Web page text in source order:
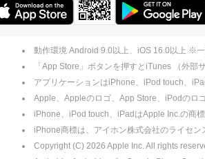
動作環境 Android 9.0以上、iOS 16.0以上 ※
「App Store」ボタンを押すとiTunes （外部
アプリケーションはiPhone、iPod touch、
Apple、Appleのロゴ、App Store、iPodのロ
iPhone、iPod touch、iPadはApple Inc.の商
iPhone商標は、アイホン株式会社のライセン
Copyright (C) 2026 Apple Inc. All rights